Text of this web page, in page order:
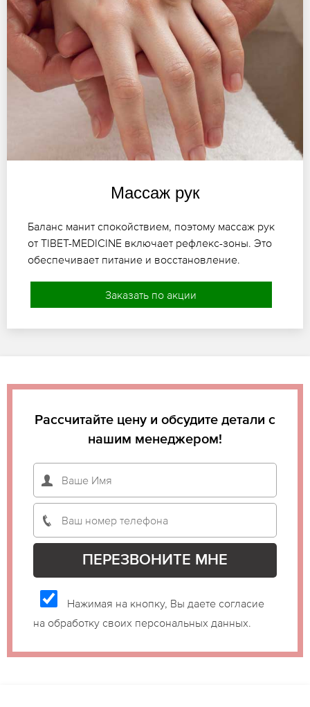
Массаж рук
Баланс манит спокойствием, поэтому массаж рук
от TIBET-MEDICINE включает рефлекс-зоны. Это
обеспечивает питание и восстановление.
Заказать по акции
Рассчитайте цену и обсудите детали с
нашим менеджером!
Нажимая на кнопку, Вы даете согласие
на обработку своих персональных данных.